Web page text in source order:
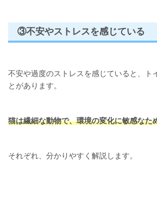
③不安やストレスを感じている
不安や過度のストレスを感じていると、ト
とがあります。
猫は繊細な動物で、環境の変化に敏感なた
それぞれ、分かりやすく解説します。